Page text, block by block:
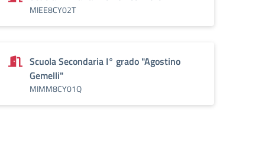
MIEE8CY02T
Scuola Secondaria I° grado "Agostino
Gemelli"
MIMM8CY01Q